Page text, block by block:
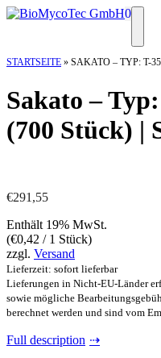
Zum
0
STARTSEITE » SAKATO – TYP: T-
Sakato –
(700 Stück) |
€291,55
Enthält 19% MwSt.
(€0,42 / 1 Stück)
zzgl. Versand
Lieferzeit: sofort lieferbar
Lieferungen in Nicht-EU-Länder
sowie mögliche
berechnet werden und sind vom
Full description